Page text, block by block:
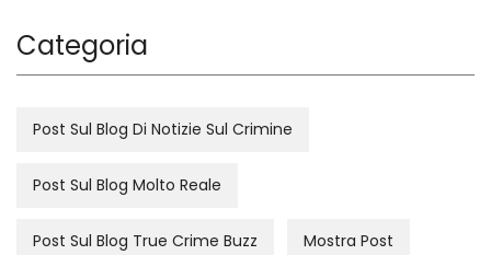
Categoria
Post Sul Blog Di Notizie Sul Crimine
Post Sul Blog Molto Reale
Post Sul Blog True Crime Buzz Mostra Post